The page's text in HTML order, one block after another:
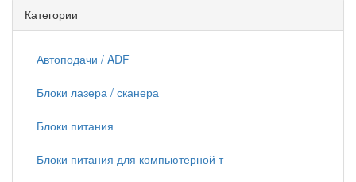
Категории
Автоподачи / ADF
Блоки лазера / сканера
Блоки питания
Блоки питания для компьютерной т